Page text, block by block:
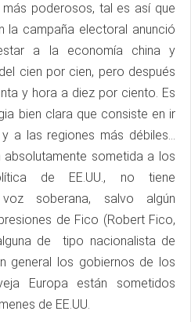
poderosos, tal es así que
la campaña electoral anunció
a la economía china y
cien por cien, pero después
y hora a diez por ciento. Es
bien clara que consiste en ir
a las regiones más débiles…
absolutamente sometida a los
de EE.UU., no tiene
voz soberana, salvo algún
de Fico (Robert Fico,
de tipo nacionalista de
general los gobiernos de los
Europa están sometidos
de EE.UU.